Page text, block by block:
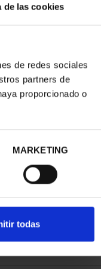
de las cookies
de redes sociales
partners de
proporcionado o
MARKETING
todas